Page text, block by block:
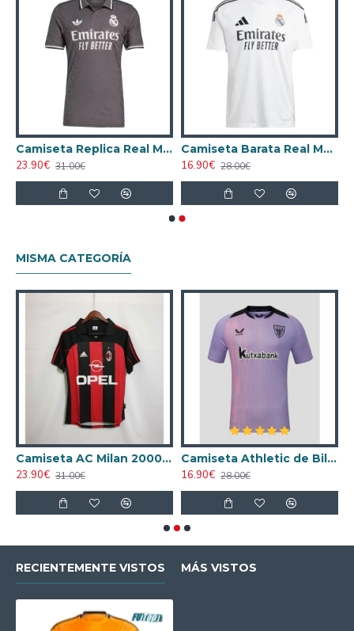
Camiseta Replica Real Madrid Third 2024/25 Versión Jugador
23.90€ 31.00€
Camiseta Barata Real Madrid Primera Equipación 2024/25
16.90€ 28.00€
MISMA CATEGORÍA
Camiseta AC Milan 2000/2001 Local Retro
23.90€ 31.00€
Camiseta Athletic de Bilbao 2024/2025 Alternativo
16.90€ 28.00€
RECIENTEMENTE VISTOS MÁS VISTOS